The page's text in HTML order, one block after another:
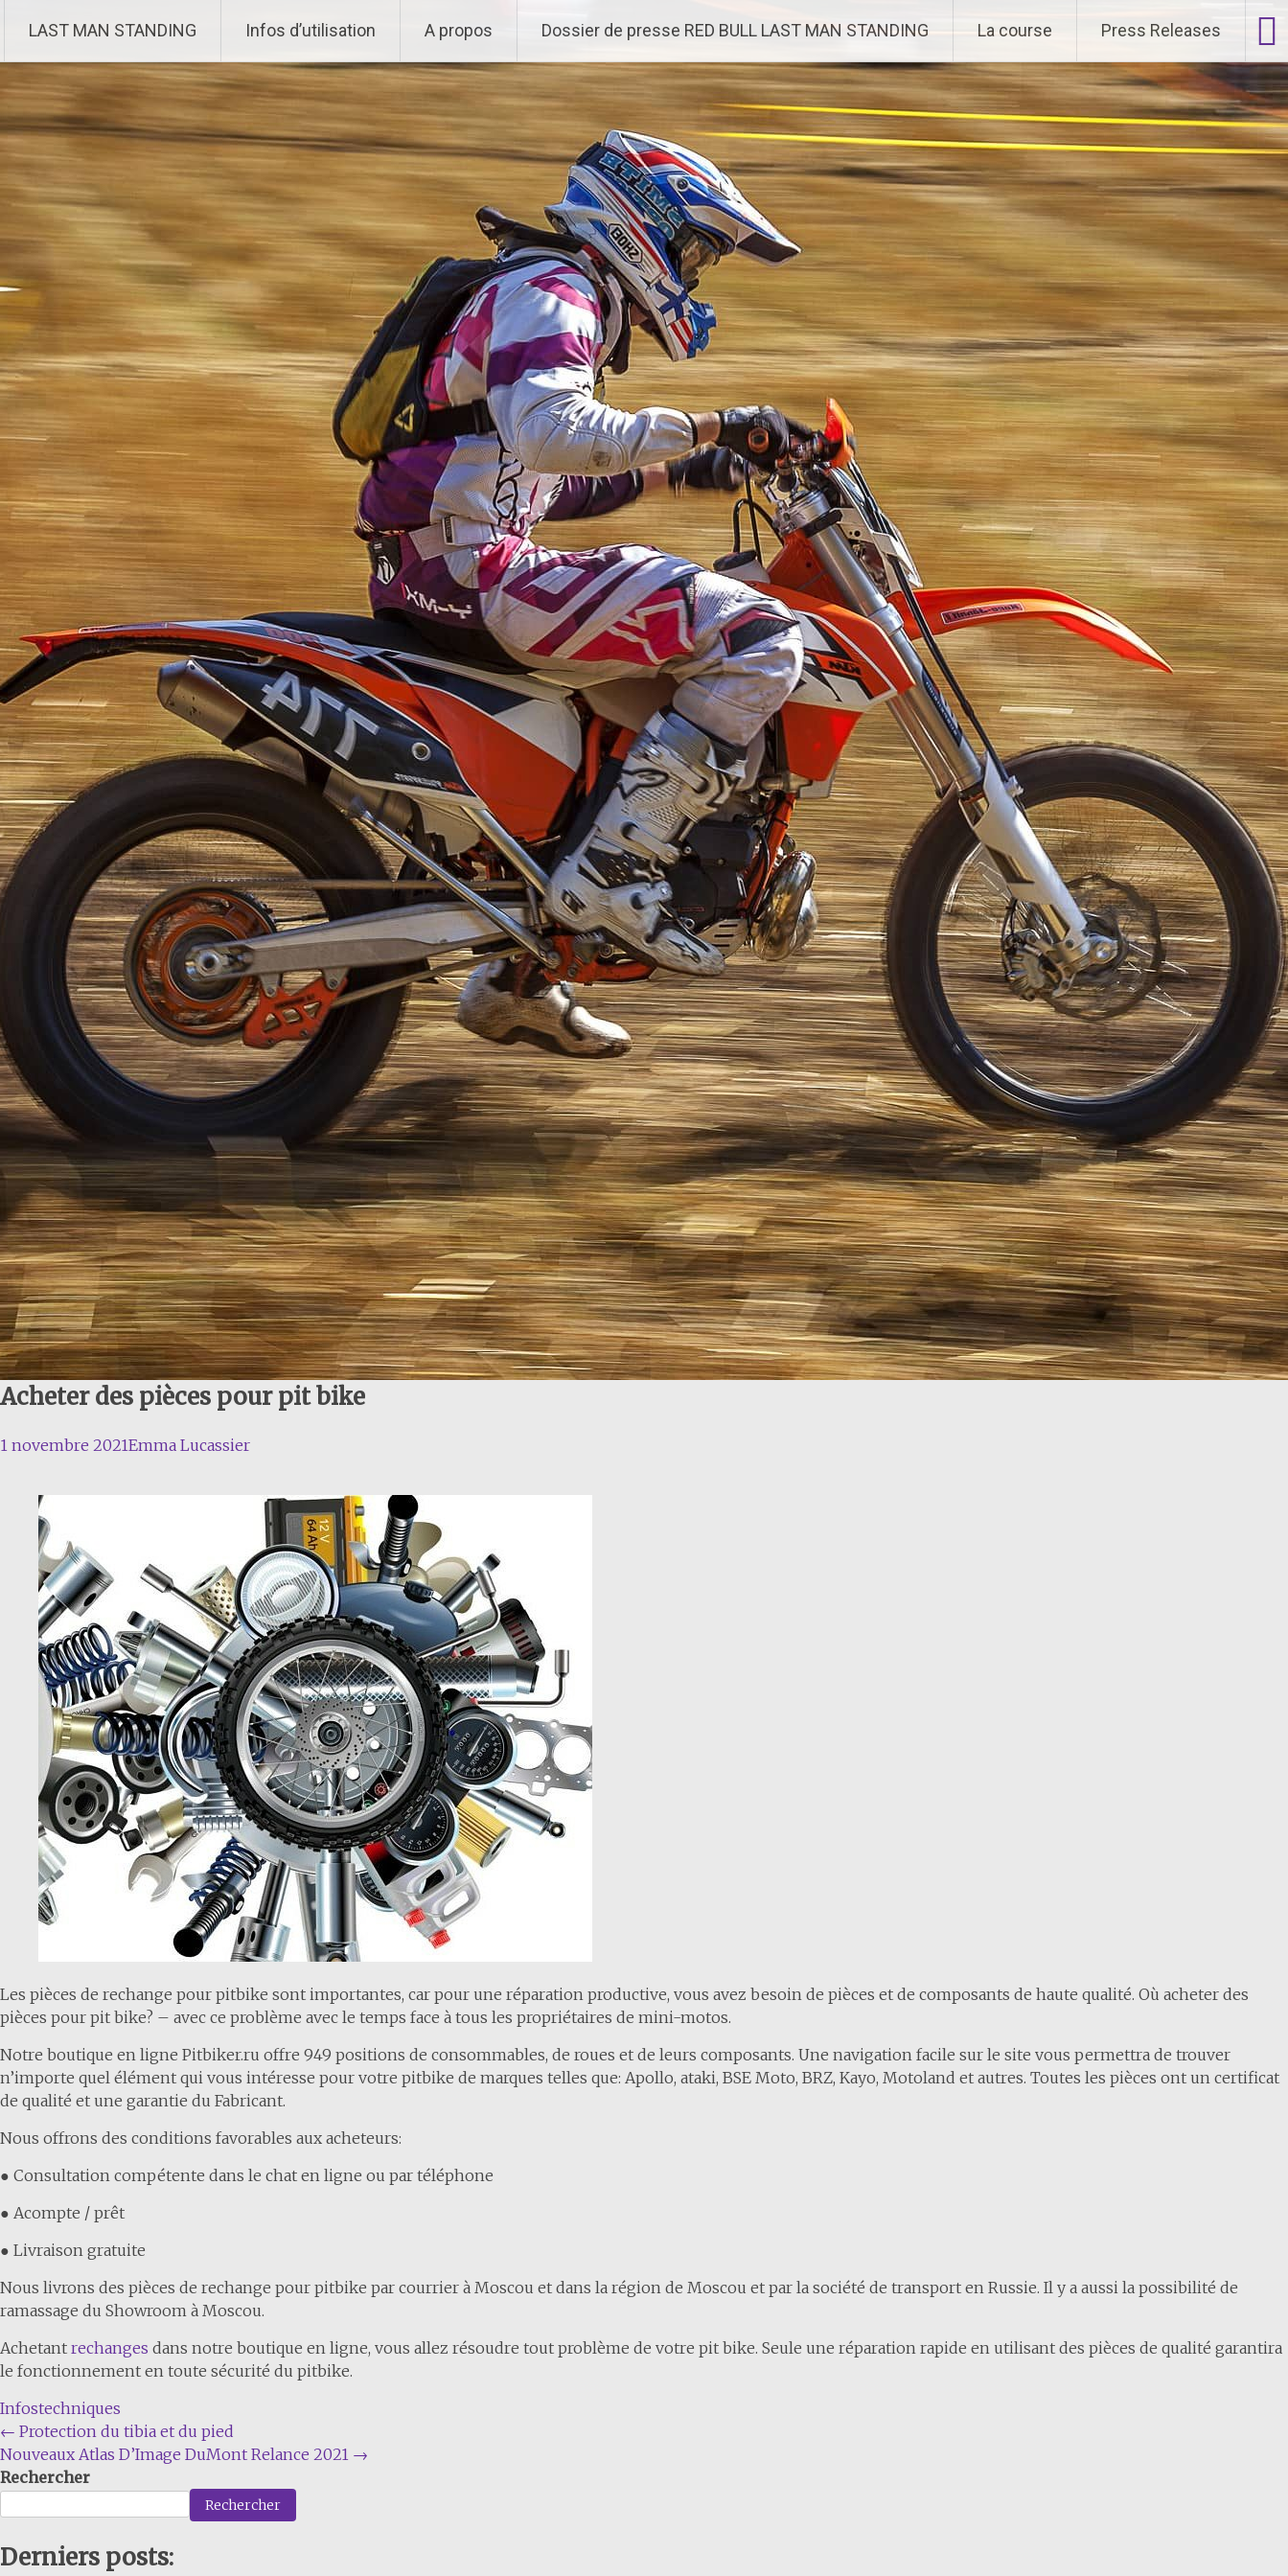
contenu
principal
Enduro Last Man Standing
LAST MAN STANDING Infos d’utilisation A propos Dossier de presse RED BULL LAST MAN STANDING La course Press Releases
Acheter des pièces pour pit bike
1 novembre 2021Emma Lucassier
Les pièces de rechange pour pitbike sont importantes, car pour une réparation productive, vous avez besoin de pièces et de composants de haute qualité. Où acheter des
pièces pour pit bike? – avec ce problème avec le temps face à tous les propriétaires de mini-motos.
Notre boutique en ligne Pitbiker.ru offre 949 positions de consommables, de roues et de leurs composants. Une navigation facile sur le site vous permettra de trouver
n’importe quel élément qui vous intéresse pour votre pitbike de marques telles que: Apollo, ataki, BSE Moto, BRZ, Kayo, Motoland et autres. Toutes les pièces ont un certificat
de qualité et une garantie du Fabricant.
Nous offrons des conditions favorables aux acheteurs:
● Consultation compétente dans le chat en ligne ou par téléphone
● Acompte / prêt
● Livraison gratuite
Nous livrons des pièces de rechange pour pitbike par courrier à Moscou et dans la région de Moscou et par la société de transport en Russie. Il y a aussi la possibilité de
ramassage du Showroom à Moscou.
Achetant rechanges dans notre boutique en ligne, vous allez résoudre tout problème de votre pit bike. Seule une réparation rapide en utilisant des pièces de qualité garantira
le fonctionnement en toute sécurité du pitbike.
Infostechniques
Navigation
de
l'article
← Protection du tibia et du pied
Nouveaux Atlas D’Image DuMont Relance 2021 →
Rechercher
Rechercher
Derniers posts: